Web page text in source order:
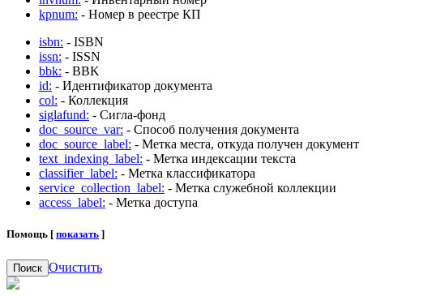
kpnum: - Номер в реестре КП
isbn: - ISBN
issn: - ISSN
bbk: - BBK
id: - Идентификатор документа
col: - Коллекция
siglafund: - Сигла-фонд
doc_source_var: - Способ получения документа
doc_source_label: - Метка места, откуда получен документ
text_indexing_label: - Метка индексации текста
classifier_label: - Метка классификатора
service_collection_label: - Метка служебной коллекции
access_label: - Метка доступа
Помощь [ показать ]
Поиск Очистить